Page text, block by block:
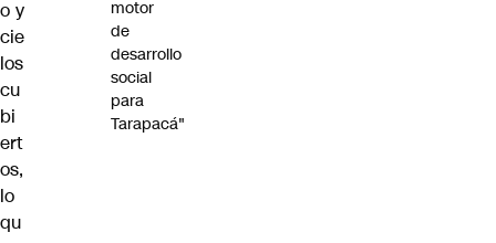
o y
cie
los
cu
bi
ert
os,
lo
qu
motor
de
desarrollo
social
para
Tarapacá"